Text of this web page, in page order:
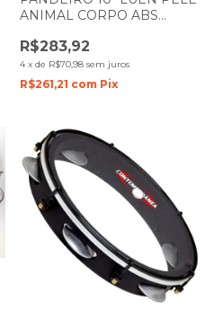
ANIMAL CORPO ABS
R$283,92
4 x de R$70,98 sem juros
R$261,21 com Pix